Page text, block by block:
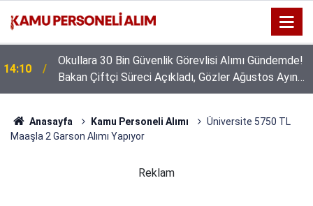
14:10
Okullara 30 Bin Güvenlik Görevlisi Alımı Gündemde!
Bakan Çiftçi Süreci Açıkladı, Gözler Ağustos Ayına
Çevrildi
Anasayfa Kamu Personeli Alımı
Üniversite 5750 TL
Maaşla 2 Garson Alımı Yapıyor
Reklam